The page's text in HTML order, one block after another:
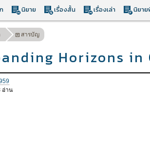
นิยาย เรื่องสั้น เรื่องเล่า นิยา
สารบัญ
Horizons
อ่าน